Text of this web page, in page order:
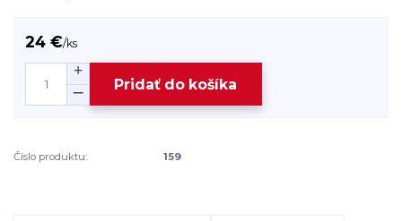
24 €/ks
Pridať do košíka
Číslo produktu: 159